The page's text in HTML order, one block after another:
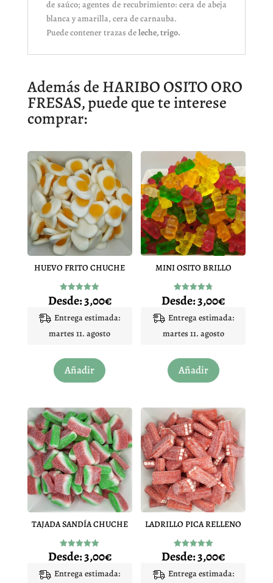
de saúco; agentes de recubrimiento: cera de abeja
blanca y amarilla, cera de carnauba.
Puede contener trazas deleche, trigo.
Además de HARIBO OSITO ORO
FRESAS, puede que te interese
comprar:
HUEVO FRITO CHUCHE
Valorado
con
de 5
Desde:3,00€
Entrega estimada:
martes 11. agosto
Añadir
producto
variantes.
Las
opciones
se
pueden
elegir
en
la
de
producto
MINI OSITO BRILLO
Valorado
con
de 5
Desde:3,00€
Entrega estimada:
martes 11. agosto
Añadir
producto
variantes.
Las
opciones
se
pueden
elegir
en
la
de
producto
TAJADA SANDÍA CHUCHE
Valorado
con
de 5
Desde:3,00€
Entrega estimada:
LADRILLO PICA RELLENO
Valorado
con
de 5
Desde:3,00€
Entrega estimada: